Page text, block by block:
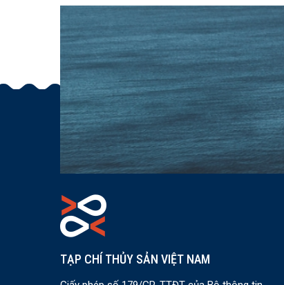
TẠP CHÍ THỦY SẢN VIỆT NAM